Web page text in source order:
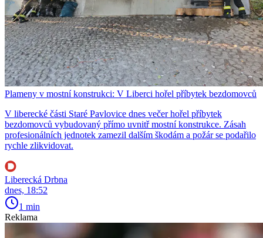
Plameny v mostní konstrukci: V Liberci hořel příbytek bezdomovců
V liberecké části Staré Pavlovice dnes večer hořel příbytek
bezdomovců vybudovaný přímo uvnitř mostní konstrukce. Zásah
profesionálních jednotek zamezil dalším škodám a požár se podařilo
rychle zlikvidovat.
Liberecká Drbna
dnes, 18:52
1 min
Reklama